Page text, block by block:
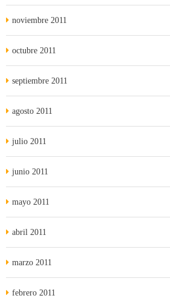
noviembre 2011
octubre 2011
septiembre 2011
agosto 2011
julio 2011
junio 2011
mayo 2011
abril 2011
marzo 2011
febrero 2011